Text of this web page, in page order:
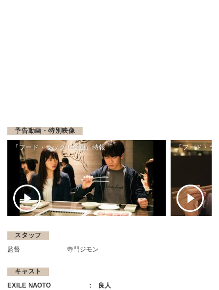
予告動画・特別映像
『フード・ラック！食運』特報 『フード・ラ
スタッフ
監督 寺門ジモン
キャスト
EXILE NAOTO 良人